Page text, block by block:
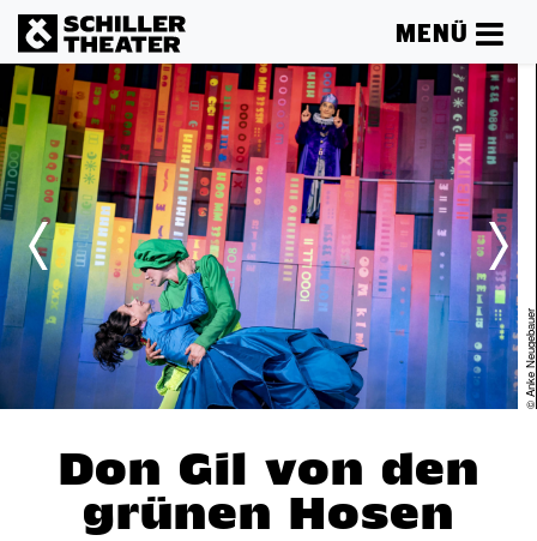
MENÜ
© Anke Neugebauer
Don Gil von den
grünen Hosen